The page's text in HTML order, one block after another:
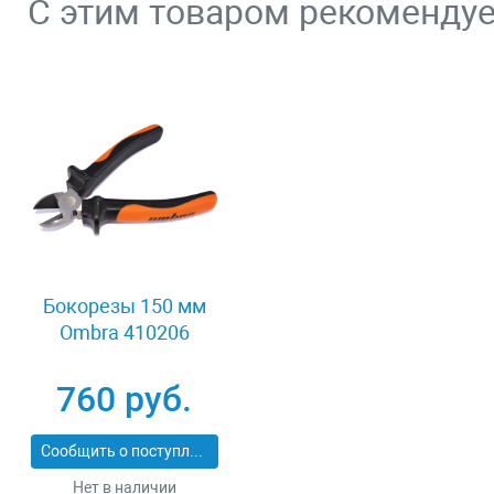
С этим товаром
Бокорезы 150 мм
Ombra 410206
760 руб.
Сообщить о поступлении
Нет в наличии